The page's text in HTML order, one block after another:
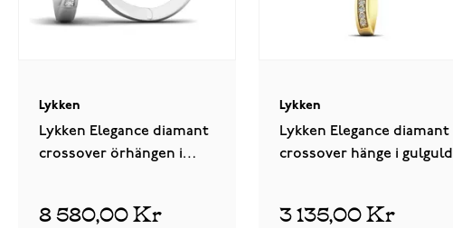
Lykken
Lykken Elegance diamant
crossover örhängen i
8 580,00 Kr
Lykken
Lykken Elegance diamant
crossover hänge i gulguld
3 135,00 Kr